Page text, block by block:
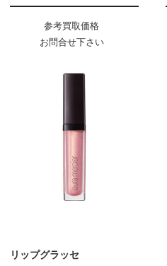
参考買取価格
お問合せ下さい
リップグラッセ